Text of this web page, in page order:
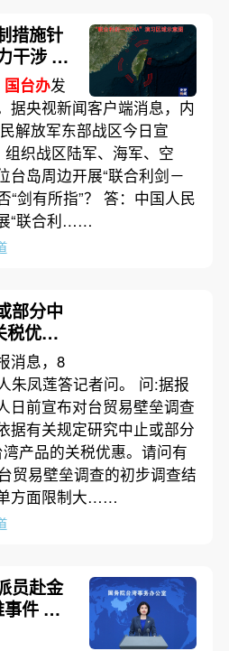
措施针
干涉 绝
国台办发
据央视新闻客户端消息，内
解放军东部战区今日宣
织战区陆军、海军、空
台岛周边开展“联合利剑－
“剑有所指”？ 答：中国人民
“联合利……
部分中
税优惠
消息，8
朱凤莲答记者问。 问:据报
日前宣布对台贸易壁垒调查
据有关规定研究中止或部分
产品的关税优惠。请问有
贸易壁垒调查的初步调查结
方面限制大……
员赴金
件 要